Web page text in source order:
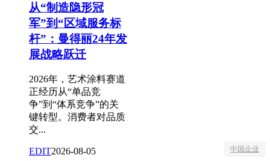
从“制造隐形冠
军”到“区域服务标
杆”：曼得丽24年发
展战略跃迁
2026年，艺术涂料赛道
正经历从“单品竞
争”到“体系竞争”的关
键转型。消费者对品质
交...
EDIT2026-08-05 中国企业